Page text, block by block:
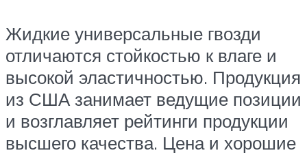
Жидкие универсальные гвозди
отличаются стойкостью к влаге и
высокой эластичностью. Продукция
из США занимает ведущие позиции
и возглавляет рейтинги продукции
высшего качества. Цена и хорошие